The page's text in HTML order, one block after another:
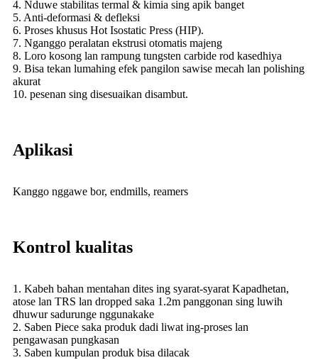
4. Nduwe stabilitas termal & kimia sing apik banget
5. Anti-deformasi & defleksi
6. Proses khusus Hot Isostatic Press (HIP).
7. Nganggo peralatan ekstrusi otomatis majeng
8. Loro kosong lan rampung tungsten carbide rod kasedhiya
9. Bisa tekan lumahing efek pangilon sawise mecah lan polishing
akurat
10. pesenan sing disesuaikan disambut.
Aplikasi
Kanggo nggawe bor, endmills, reamers
Kontrol kualitas
1. Kabeh bahan mentahan dites ing syarat-syarat Kapadhetan,
atose lan TRS lan dropped saka 1.2m panggonan sing luwih
dhuwur sadurunge nggunakake
2. Saben Piece saka produk dadi liwat ing-proses lan
pengawasan pungkasan
3. Saben kumpulan produk bisa dilacak